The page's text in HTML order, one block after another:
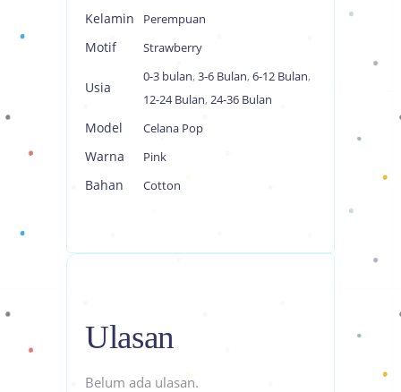
Kelamin Perempuan
Motif Strawberry
Usia
0-3 bulan, 3-6 Bulan, 6-12 Bulan,
12-24 Bulan, 24-36 Bulan
Model Celana Pop
Warna Pink
Bahan Cotton
Ulasan
Belum ada ulasan.